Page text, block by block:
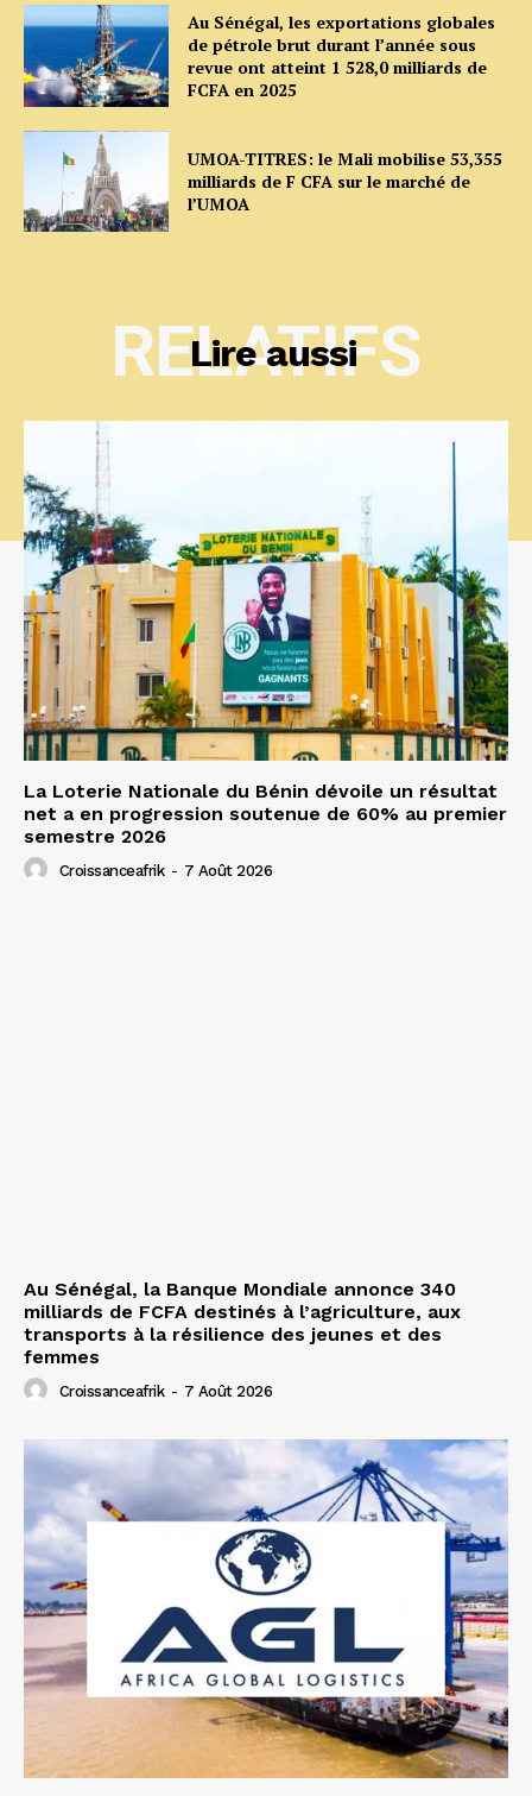
Au Sénégal, les exportations globales
de pétrole brut durant l’année sous
revue ont atteint 1 528,0 milliards de
FCFA en 2025
UMOA-TITRES: le Mali mobilise 53,355
milliards de F CFA sur le marché de
l’UMOA
Lire aussi
RELATIFS
La Loterie Nationale du Bénin dévoile un résultat
net a en progression soutenue de 60% au premier
semestre 2026
Croissanceafrik - 7 Août 2026
Au Sénégal, la Banque Mondiale annonce 340
milliards de FCFA destinés à l’agriculture, aux
transports à la résilience des jeunes et des
femmes
Croissanceafrik - 7 Août 2026